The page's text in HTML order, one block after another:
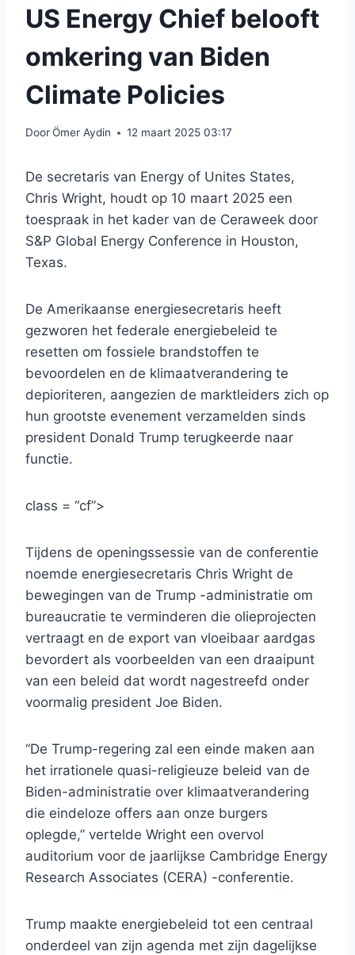
US Energy Chief belooft
omkering van Biden
Climate Policies
DoorÖmer Aydin 12 maart 2025 03:17
De secretaris van Energy of Unites States,
Chris Wright, houdt op 10 maart 2025 een
toespraak in het kader van de Ceraweek door
S&P Global Energy Conference in Houston,
Texas.
De Amerikaanse energiesecretaris heeft
gezworen het federale energiebeleid te
resetten om fossiele brandstoffen te
bevoordelen en de klimaatverandering te
depioriteren, aangezien de marktleiders zich op
hun grootste evenement verzamelden sinds
president Donald Trump terugkeerde naar
functie.
class = “cf”>
Tijdens de openingssessie van de conferentie
noemde energiesecretaris Chris Wright de
bewegingen van de Trump -administratie om
bureaucratie te verminderen die olieprojecten
vertraagt ​​en de export van vloeibaar aardgas
bevordert als voorbeelden van een draaipunt
van een beleid dat wordt nagestreefd onder
voormalig president Joe Biden.
“De Trump-regering zal een einde maken aan
het irrationele quasi-religieuze beleid van de
Biden-administratie over klimaatverandering
die eindeloze offers aan onze burgers
oplegde,” vertelde Wright een overvol
auditorium voor de jaarlijkse Cambridge Energy
Research Associates (CERA) -conferentie.
Trump maakte energiebeleid tot een centraal
onderdeel van zijn agenda met zijn dagelijkse